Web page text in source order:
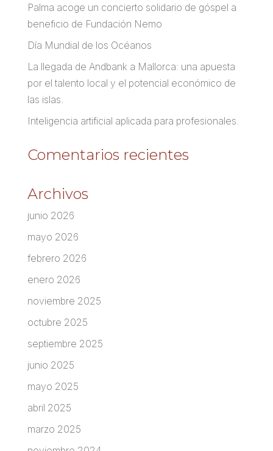
Palma acoge un concierto solidario de góspel a
beneficio de Fundación Nemo
Día Mundial de los Océanos
La llegada de Andbank a Mallorca: una apuesta
por el talento local y el potencial económico de
las islas.
Inteligencia artificial aplicada para profesionales.
Comentarios recientes
Archivos
junio 2026
mayo 2026
febrero 2026
enero 2026
noviembre 2025
octubre 2025
septiembre 2025
junio 2025
mayo 2025
abril 2025
marzo 2025